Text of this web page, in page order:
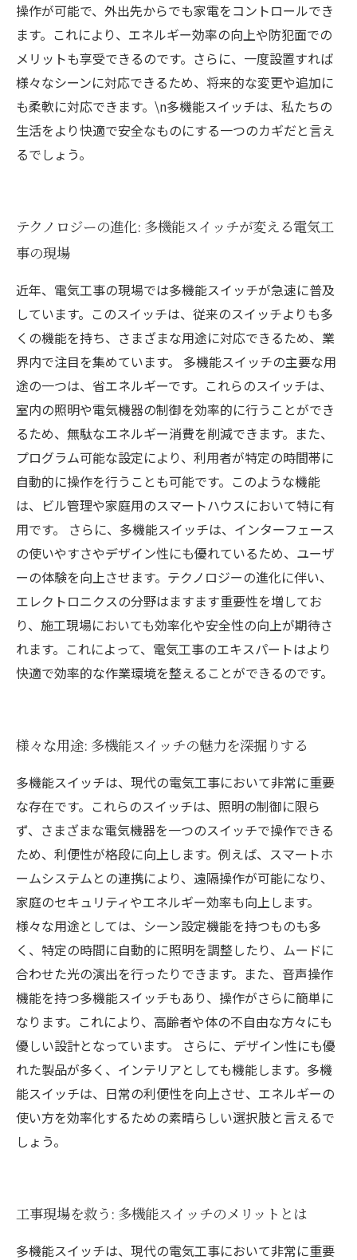
操作が可能で、外出先からでも家電をコントロールでき
ます。これにより、エネルギー効率の向上や防犯面での
メリットも享受できるのです。さらに、一度設置すれば
様々なシーンに対応できるため、将来的な変更や追加に
も柔軟に対応できます。\n多機能スイッチは、私たちの
生活をより快適で安全なものにする一つのカギだと言え
るでしょう。
テクノロジーの進化: 多機能スイッチが変える電気工
事の現場
近年、電気工事の現場では多機能スイッチが急速に普及
しています。このスイッチは、従来のスイッチよりも多
くの機能を持ち、さまざまな用途に対応できるため、業
界内で注目を集めています。 多機能スイッチの主要な用
途の一つは、省エネルギーです。これらのスイッチは、
室内の照明や電気機器の制御を効率的に行うことができ
るため、無駄なエネルギー消費を削減できます。また、
プログラム可能な設定により、利用者が特定の時間帯に
自動的に操作を行うことも可能です。このような機能
は、ビル管理や家庭用のスマートハウスにおいて特に有
用です。 さらに、多機能スイッチは、インターフェース
の使いやすさやデザイン性にも優れているため、ユーザ
ーの体験を向上させます。テクノロジーの進化に伴い、
エレクトロニクスの分野はますます重要性を増してお
り、施工現場においても効率化や安全性の向上が期待さ
れます。これによって、電気工事のエキスパートはより
快適で効率的な作業環境を整えることができるのです。
様々な用途: 多機能スイッチの魅力を深掘りする
多機能スイッチは、現代の電気工事において非常に重要
な存在です。これらのスイッチは、照明の制御に限ら
ず、さまざまな電気機器を一つのスイッチで操作できる
ため、利便性が格段に向上します。例えば、スマートホ
ームシステムとの連携により、遠隔操作が可能になり、
家庭のセキュリティやエネルギー効率も向上します。
様々な用途としては、シーン設定機能を持つものも多
く、特定の時間に自動的に照明を調整したり、ムードに
合わせた光の演出を行ったりできます。また、音声操作
機能を持つ多機能スイッチもあり、操作がさらに簡単に
なります。これにより、高齢者や体の不自由な方々にも
優しい設計となっています。 さらに、デザイン性にも優
れた製品が多く、インテリアとしても機能します。多機
能スイッチは、日常の利便性を向上させ、エネルギーの
使い方を効率化するための素晴らしい選択肢と言えるで
しょう。
工事現場を救う: 多機能スイッチのメリットとは
多機能スイッチは、現代の電気工事において非常に重要